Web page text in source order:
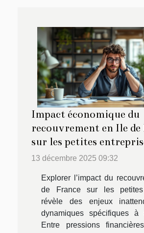
Impact économique du
recouvrement en Ile de
sur les petites
13 décembre 2025 09:32
Explorer l’impact du
de France sur les petites
révèle des enjeux
dynamiques spécifiques à
Entre pressions